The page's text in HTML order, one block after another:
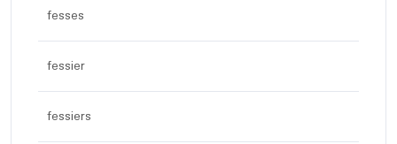
fesses
fessier
fessiers